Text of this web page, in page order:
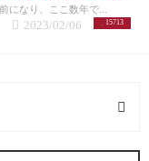
になり、ここ数年で...
15713
2023/02/06